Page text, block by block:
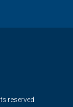
reserved